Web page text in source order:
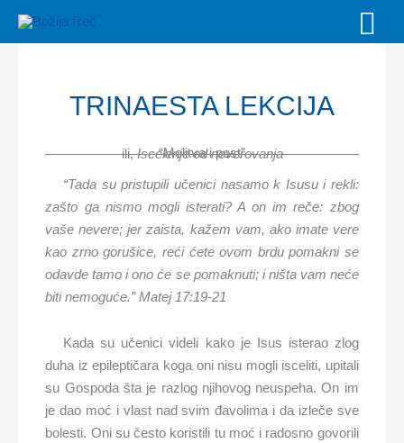
TRINAESTA LEKCIJA
“Molitva i post”
ili,Iscelenje od neverovanja
“Tada su pristupili učenici nasamo k Isusu i rekli:
zašto ga nismo mogli isterati? A on im reče: zbog
vaše nevere; jer zaista, kažem vam, ako imate vere
kao zrno gorušice, reći ćete ovom brdu pomakni se
odavde tamo i ono će se pomaknuti; i ništa vam neće
biti nemoguće.” Matej 17:19-21
Kada su učenici videli kako je Isus isterao zlog
duha iz epileptičara koga oni nisu mogli isceliti, upitali
su Gospoda šta je razlog njihovog neuspeha. On im
je dao moć i vlast nad svim đavolima i da izleče sve
bolesti. Oni su često koristili tu moć i radosno govorili